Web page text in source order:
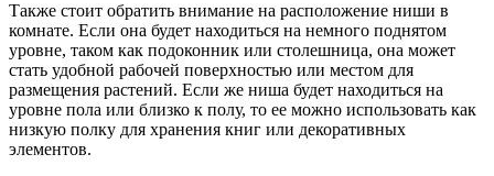
Также стоит обратить внимание на расположение ниши в
комнате. Если она будет находиться на немного поднятом
уровне, таком как подоконник или столешница, она может
стать удобной рабочей поверхностью или местом для
размещения растений. Если же ниша будет находиться на
уровне пола или близко к полу, то ее можно использовать как
низкую полку для хранения книг или декоративных
элементов.